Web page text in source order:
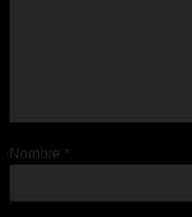
Nombre *